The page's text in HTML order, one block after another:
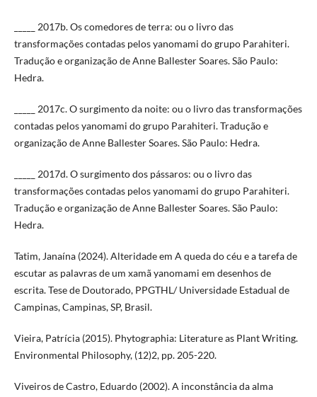
_____ 2017b. Os comedores de terra: ou o livro das
transformações contadas pelos yanomami do grupo Parahiteri.
Tradução e organização de Anne Ballester Soares. São Paulo:
Hedra.
_____ 2017c. O surgimento da noite: ou o livro das transformações
contadas pelos yanomami do grupo Parahiteri. Tradução e
organização de Anne Ballester Soares. São Paulo: Hedra.
_____ 2017d. O surgimento dos pássaros: ou o livro das
transformações contadas pelos yanomami do grupo Parahiteri.
Tradução e organização de Anne Ballester Soares. São Paulo:
Hedra.
Tatim, Janaína (2024). Alteridade em A queda do céu e a tarefa de
escutar as palavras de um xamã yanomami em desenhos de
escrita. Tese de Doutorado, PPGTHL/ Universidade Estadual de
Campinas, Campinas, SP, Brasil.
Vieira, Patrícia (2015). Phytographia: Literature as Plant Writing.
Environmental Philosophy, (12)2, pp. 205-220.
Viveiros de Castro, Eduardo (2002). A inconstância da alma